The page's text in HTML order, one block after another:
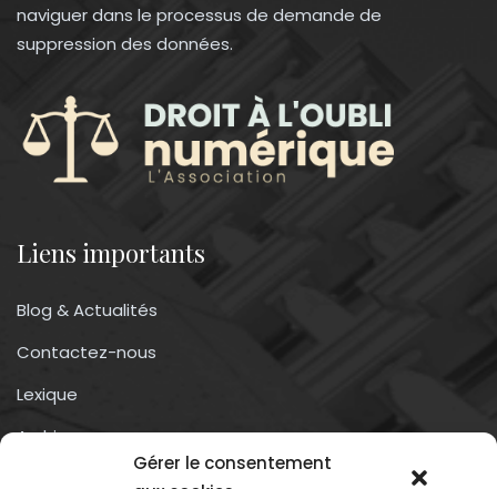
Gérer le consentement
naviguer dans le processus de demande de
suppression des données.
Liens importants
Blog & Actualités
Contactez-nous
Lexique
Archives